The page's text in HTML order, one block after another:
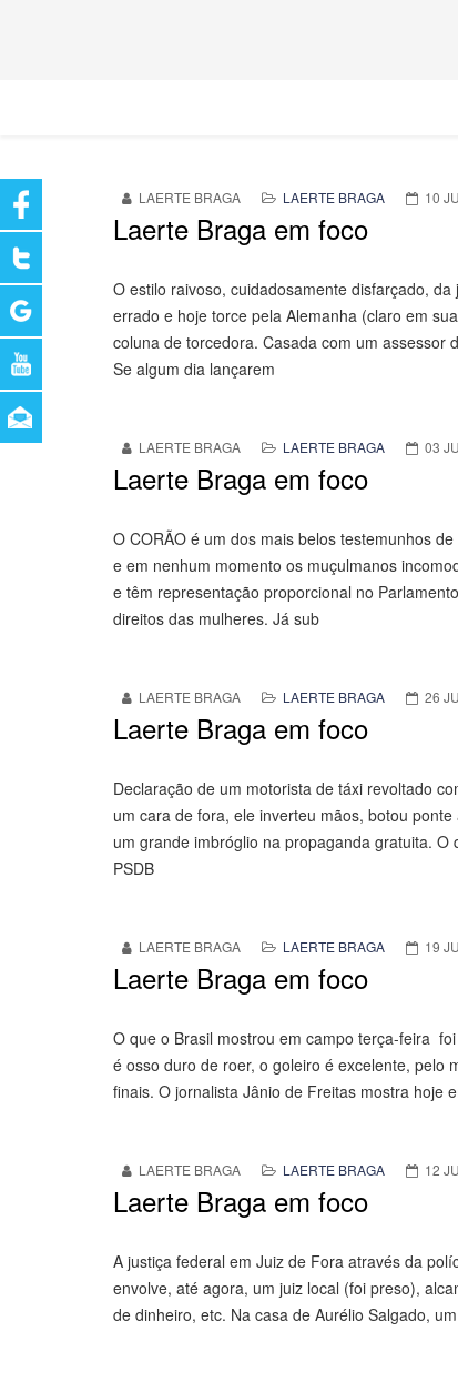
LAERTE BRAGA LAERTE BRAGA 10
Laerte Braga em foco
O estilo raivoso, cuidadosamente disfarçado,
errado e hoje torce pela Alemanha (claro em
coluna de torcedora. Casada com um assessor
Se algum dia lançarem
LAERTE BRAGA LAERTE BRAGA 03
Laerte Braga em foco
O CORÃO é um dos mais belos testemunhos
e em nenhum momento os muçulmanos
e têm representação proporcional no
direitos das mulheres. Já sub
LAERTE BRAGA LAERTE BRAGA 26
Laerte Braga em foco
Declaração de um motorista de táxi revoltado
um cara de fora, ele inverteu mãos, botou
um grande imbróglio na propaganda gratuita.
PSDB
LAERTE BRAGA LAERTE BRAGA 19
Laerte Braga em foco
O que o Brasil mostrou em campo terça-feira
é osso duro de roer, o goleiro é excelente, pelo
finais. O jornalista Jânio de Freitas mostra hoje
LAERTE BRAGA LAERTE BRAGA 12
Laerte Braga em foco
A justiça federal em Juiz de Fora através da
envolve, até agora, um juiz local (foi preso),
de dinheiro, etc. Na casa de Aurélio Salgado,